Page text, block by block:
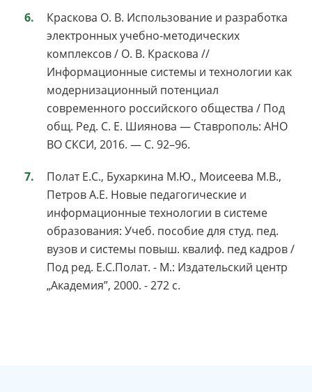
Краскова О. В. Использование и разработка
электронных учебно-методических
комплексов / О. В. Краскова //
Информационные системы и технологии как
модернизационный потенциал
современного российского общества / Под
общ. Ред. С. Е. Шиянова — Ставрополь: АНО
ВО СКСИ, 2016. — С. 92–96.
Полат Е.С., Бухаркина М.Ю., Моисеева М.В.,
Петров А.Е. Новые педагогические и
информационные технологии в системе
образования: Учеб. пособие для студ. пед.
вузов и системы повыш. квалиф. пед кадров /
Под ред. Е.С.Полат. - М.: Издательский центр
„Академия”, 2000. - 272 с.